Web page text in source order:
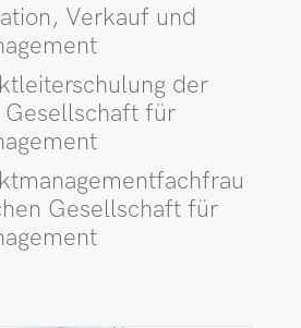
Verkauf und
der
Gesellschaft für
Gesellschaft für